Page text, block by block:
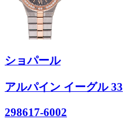
ショパール
アルパイン イーグル 33
298617-6002